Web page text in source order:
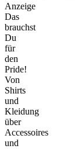
Anzeige
Das
brauchst
Du
für
den
Pride!
Von
Shirts
und
Kleidung
über
Accessoires
und